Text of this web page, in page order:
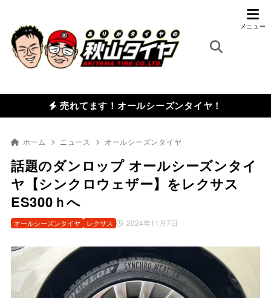
売れてます！オールシーズンタイヤ！
ホーム ニュース オールシーズンタイヤ
話題のダンロップ オールシーズンタイ
ヤ【シンクロウェザー】をレクサス
ES300ｈへ
2024年11月7日
オールシーズンタイヤ レクサス